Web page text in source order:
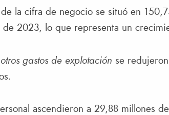
la cifra de negocio se situó en
de 2023, lo que representa un
otros gastos de explotación se
ascendieron a 29,88 millones